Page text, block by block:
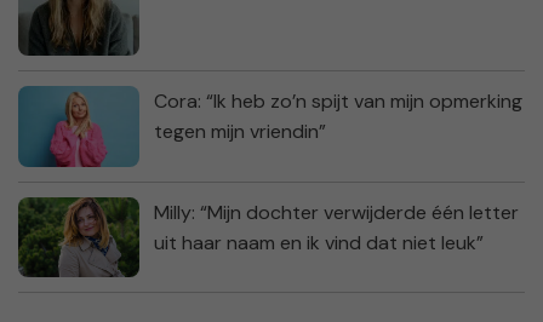
Cora: “Ik heb zo’n spijt van mijn opmerking
tegen mijn vriendin”
Milly: “Mijn dochter verwijderde één letter
uit haar naam en ik vind dat niet leuk”